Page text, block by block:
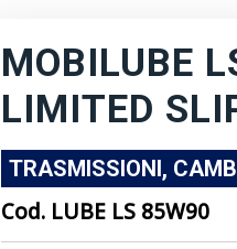
MOBILUBE
LIMITED
TRASMISSIONI,
Cod. LUBE LS 85W90